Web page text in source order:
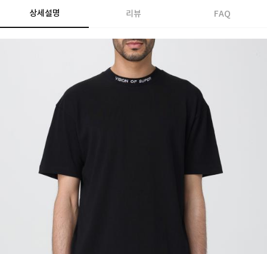
상세설명 리뷰 FAQ